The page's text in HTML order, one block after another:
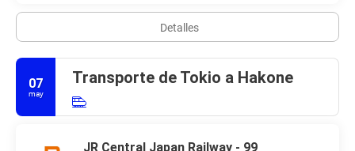
Detalles
07
may
Transporte de Tokio a Hakone
JR Central Japan Railway - 99